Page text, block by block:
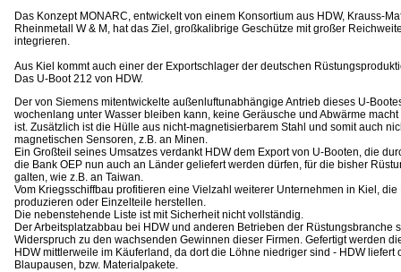
Das Konzept MONARC, entwickelt von einem Konsortium aus HDW, Krauss-
Rheinmetall W & M, hat das Ziel, großkalibrige Geschütze mit großer
integrieren.
Aus Kiel kommt auch einer der Exportschlager der deutschen
Das U-Boot 212 von HDW.
Der von Siemens mitentwickelte außenluftunabhängige Antrieb dieses U-
wochenlang unter Wasser bleiben kann, keine Geräusche und Abwärme
ist. Zusätzlich ist die Hülle aus nicht-magnetisierbarem Stahl und somit auch
magnetischen Sensoren, z.B. an Minen.
Ein Großteil seines Umsatzes verdankt HDW dem Export von U-Booten, die
die Bank OEP nun auch an Länder geliefert werden dürfen, für die bisher
galten, wie z.B. an Taiwan.
Vom Kriegsschiffbau profitieren eine Vielzahl weiterer Unternehmen in Kiel, die
produzieren oder Einzelteile herstellen.
Die nebenstehende Liste ist mit Sicherheit nicht vollständig.
Der Arbeitsplatzabbau bei HDW und anderen Betrieben der Rüstungsbranche
Widerspruch zu den wachsenden Gewinnen dieser Firmen. Gefertigt werden
HDW mittlerweile im Käuferland, da dort die Löhne niedriger sind - HDW liefert
Blaupausen, bzw. Materialpakete.